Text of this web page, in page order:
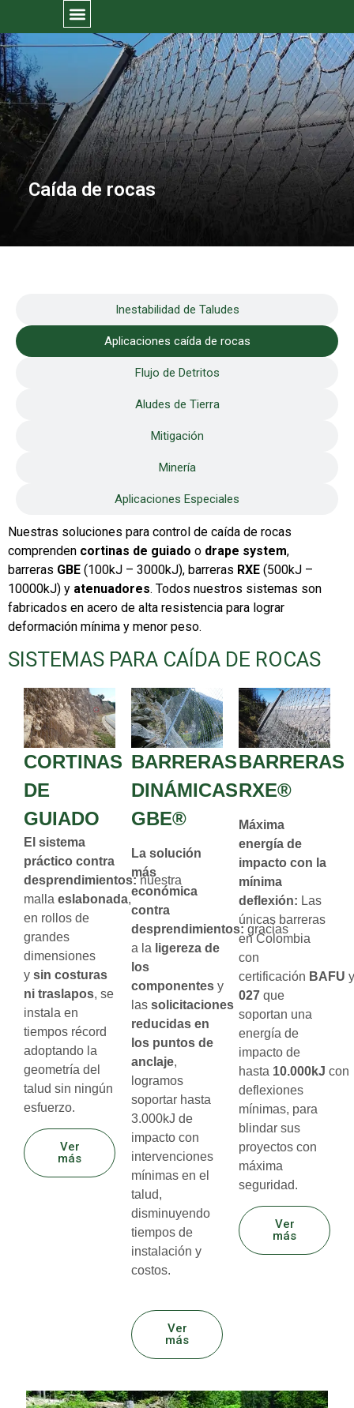
Caída de rocas
Inestabilidad de Taludes
Aplicaciones caída de rocas
Flujo de Detritos
Aludes de Tierra
Mitigación
Minería
Aplicaciones Especiales
Nuestras soluciones para control de caída de rocas
comprenden cortinas de guiado o drape system,
barreras GBE (100kJ – 3000kJ), barreras RXE (500kJ –
10000kJ) y atenuadores. Todos nuestros sistemas son
fabricados en acero de alta resistencia para lograr
deformación mínima y menor peso.
SISTEMAS PARA CAÍDA DE ROCAS
CORTINAS
DE
GUIADO
El sistema
práctico contra
desprendimientos:nuestra
malla eslabonada,
en rollos de
grandes
dimensiones
y sin costuras
ni traslapos, se
instala en
tiempos récord
adoptando la
geometría del
talud sin ningún
esfuerzo.
Ver
más
BARRERAS
DINÁMICAS
GBE®
La solución
más
económica
contra
desprendimientos: gracias
a la ligereza de
los
componentes y
las solicitaciones
reducidas en
los puntos de
anclaje,
logramos
soportar hasta
3.000kJ de
impacto con
intervenciones
mínimas en el
talud,
disminuyendo
tiempos de
instalación y
costos.
Ver
más
BARRERAS
RXE®
Máxima
energía de
impacto con la
mínima
deflexión: Las
únicas barreras
en Colombia
con
certificación BAFU
027 que
soportan una
energía de
impacto de
hasta 10.000kJ con
deflexiones
mínimas, para
blindar sus
proyectos con
máxima
seguridad.
Ver
más